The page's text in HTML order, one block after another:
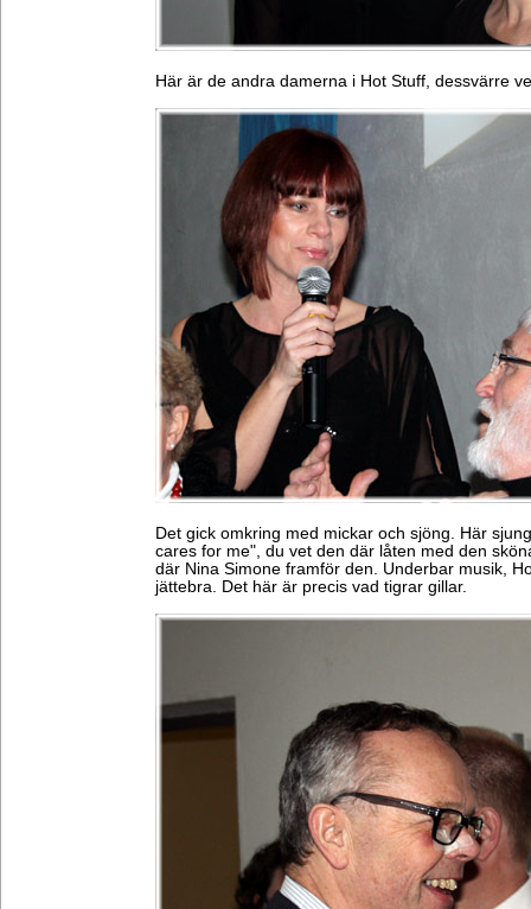
Här är de andra damerna i Hot Stuff, dessvärre
Det gick omkring med mickar och sjöng. Här
cares for me", du vet den där låten med den
där Nina Simone framför den. Underbar musik,
jättebra. Det här är precis vad tigrar gillar.